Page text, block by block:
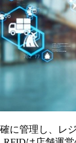
に管理し、レ